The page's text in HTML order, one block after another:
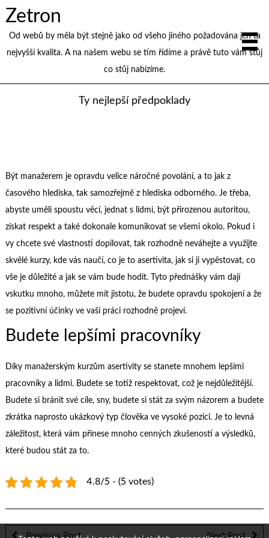
Zetron
Od webů by měla být stejně jako od všeho jiného požadována jen ta
nejvyšší kvalita. A na našem webu se tím řídíme a právě tuto vám stůj
co stůj nabízíme.
Ty nejlepší předpoklady
Být manažerem je opravdu velice náročné povolání, a to jak z
časového hlediska, tak samozřejmě z hlediska odborného. Je třeba,
abyste uměli spoustu věcí, jednat s lidmi, být přirozenou autoritou,
získat respekt a také dokonale komunikovat se všemi okolo. Pokud i
vy chcete své vlastnosti dopilovat, tak rozhodně neváhejte a využijte
skvělé kurzy, kde vás naučí, co je to asertivita, jak si ji vypěstovat, co
vše je důležité a jak se vám bude hodit. Tyto přednášky vám dají
vskutku mnoho, můžete mít jistotu, že budete opravdu spokojení a že
se pozitivní účinky ve vaší práci rozhodně projeví.
Budete lepšími pracovníky
Díky manažerským kurzům asertivityse stanete mnohem lepšími
pracovníky a lidmi. Budete se totiž respektovat, což je nejdůležitější.
Budete si bránit své cíle, sny, budete si stát za svým názorem a budete
zkrátka naprosto ukázkový typ člověka ve vysoké pozici. Je to levná
záležitost, která vám přinese mnoho cenných zkušeností a výsledků,
které budou stát za to.
4.8/5 - (5 votes)
Previous Post Next Post